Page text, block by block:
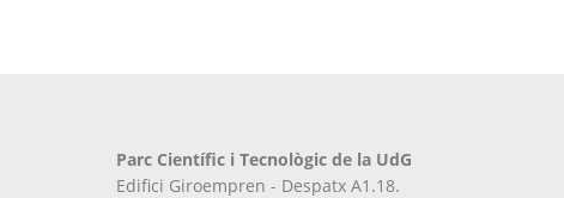
Parc Científic i Tecnològic de la UdG
Edifici Giroempren - Despatx A1.18.